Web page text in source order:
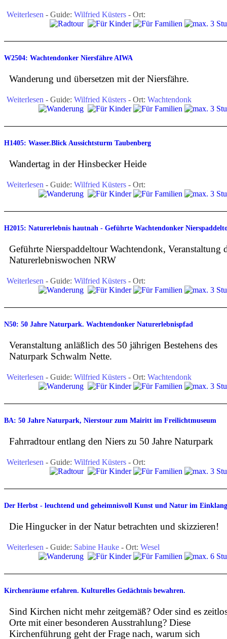
Weiterlesen - Guide: Wilfried Küsters - Ort:
W2504: Wachtendonker Niersfähre AIWA
Wanderung und übersetzen mit der Niersfähre.
Weiterlesen - Guide: Wilfried Küsters - Ort: Wachtendonk
H1405: Wasser.Blick Aussichtsturm Taubenberg
Wandertag in der Hinsbecker Heide
Weiterlesen - Guide: Wilfried Küsters - Ort:
H2015: Naturerlebnis hautnah - Geführte Wachtendonker
Geführte Nierspaddeltour Wachtendonk, Veranstaltung
Naturerlebniswochen NRW
Weiterlesen - Guide: Wilfried Küsters - Ort:
N50: 50 Jahre Naturpark. Wachtendonker Naturerlebnispfad
Veranstaltung anläßlich des 50 jährigen Bestehens des
Naturpark Schwalm Nette.
Weiterlesen - Guide: Wilfried Küsters - Ort: Wachtendonk
BA: 50 Jahre Naturpark, Nierstour zum Mairitt im Freilichtmuseum
Fahrradtour entlang den Niers zu 50 Jahre Naturpark
Weiterlesen - Guide: Wilfried Küsters - Ort:
Der Herbst - leuchtend und geheimnisvoll Kunst und Natur im Einklang
Die Hingucker in der Natur betrachten und skizzieren!
Weiterlesen - Guide: Sabine Hauke - Ort: Wesel
Kirchenräume erfahren. Kulturelles Gedächtnis bewahren.
Sind Kirchen nicht mehr zeitgemäß? Oder sind es
Orte mit einer besonderen Ausstrahlung? Diese
Kirchenführung geht der Frage nach, warum sich